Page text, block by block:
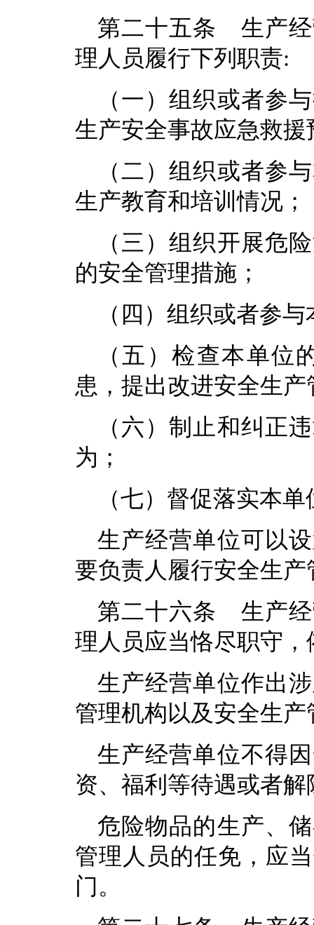
第二十五条 生产经
理人员履行下列职责:
（一）组织或者参
生产安全事故应急救援
（二）组织或者参
生产教育和培训情况；
（三）组织开展危
的安全管理措施；
（四）组织或者参
（五）检查本单位
患，提出改进安全生
（六）制止和纠正
为；
（七）督促落实本
生产经营单位可以
要负责人履行安全生产
第二十六条 生产经
理人员应当恪尽职守
生产经营单位作出
管理机构以及安全生
生产经营单位不得
资、福利等待遇或者
危险物品的生产、
管理人员的任免，应
门。